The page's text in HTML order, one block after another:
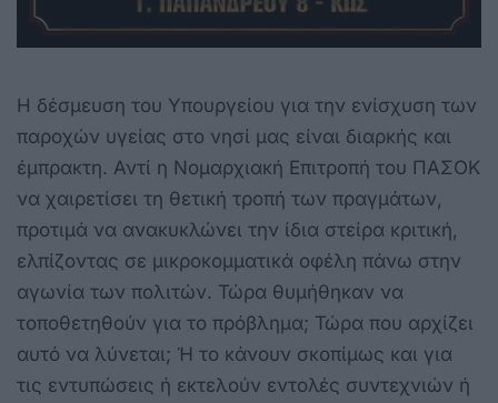
Η δέσμευση του Υπουργείου για την ενίσχυση των
παροχών υγείας στο νησί μας είναι διαρκής και
έμπρακτη. Αντί η Νομαρχιακή Επιτροπή του ΠΑΣΟΚ
να χαιρετίσει τη θετική τροπή των πραγμάτων,
προτιμά να ανακυκλώνει την ίδια στείρα κριτική,
ελπίζοντας σε μικροκομματικά οφέλη πάνω στην
αγωνία των πολιτών. Τώρα θυμήθηκαν να
τοποθετηθούν για το πρόβλημα; Τώρα που αρχίζει
αυτό να λύνεται; Ή το κάνουν σκοπίμως και για
τις εντυπώσεις ή εκτελούν εντολές συντεχνιών ή